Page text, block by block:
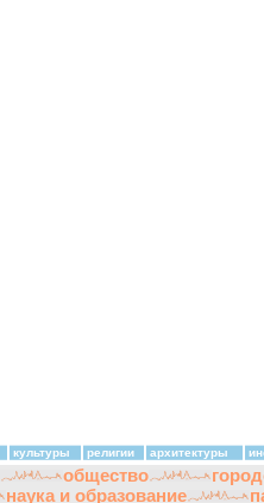
культуры религии архитектуры
общество
наука и образование